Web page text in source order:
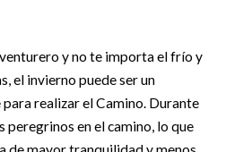
y no te importa el frío y
el invierno puede ser un
realizar el Camino. Durante
peregrinos en el camino, lo que